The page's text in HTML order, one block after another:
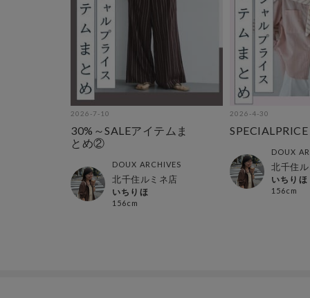
2026-7-10
30%～SALEアイテムま
とめ②
DOUX ARCHIVES
北千住ルミネ店
いちりほ
156cm
2026-4-30
DOUX
北千住
いちりほ
156cm